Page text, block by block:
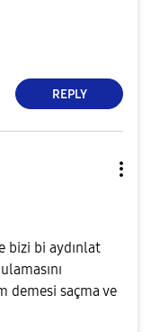
REPLY
bizi bi aydınlat
demesi saçma ve